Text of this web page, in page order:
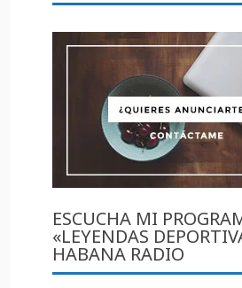
ESCUCHA MI
«LEYENDAS
HABANA RADIO